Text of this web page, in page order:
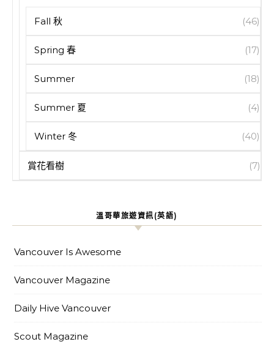
Fall 秋 (46)
Spring 春 (17)
Summer (18)
Summer 夏 (4)
Winter 冬 (40)
賞花看樹 (7)
溫哥華旅遊資訊(英語)
Vancouver Is Awesome
Vancouver Magazine
Daily Hive Vancouver
Scout Magazine